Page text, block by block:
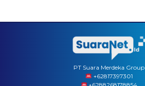
PT Suara Merdeka Group
‪+62817397301